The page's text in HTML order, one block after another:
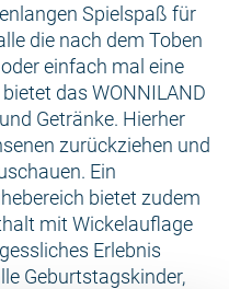
Spielspaß für
die nach dem Toben
einfach mal eine
das WONNILAND
Getränke. Hierher
zurückziehen und
Ein
bietet zudem
mit Wickelauflage
Erlebnis
Geburtstagskinder,